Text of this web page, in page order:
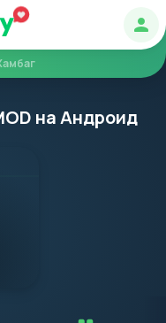
на Андроид